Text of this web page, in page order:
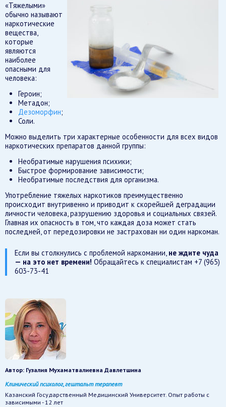
«Тяжелыми»
обычно называют
наркотические
вещества,
которые
являются
наиболее
опасными для
человека:
Героин;
Метадон;
Дезоморфин;
Соли.
Можно выделить три характерные особенности для всех видов
наркотических препаратов данной группы:
Необратимые нарушения психики;
Быстрое формирование зависимости;
Необратимые последствия для организма.
Употребление тяжелых наркотиков преимущественно
происходит внутривенно и приводит к скорейшей деградации
личности человека, разрушению здоровья и социальных связей.
Главная их опасность в том, что каждая доза может стать
последней, от передозировки не застрахован ни один наркоман.
Если вы столкнулись с проблемой наркомании, не ждите чуда
— на это нет времени! Обращайтесь к специалистам +7 (965)
603-73-41
Автор: Гузалия Мухаматвалиевна Давлетшина
Клинический психолог, гештальт терапевт
Казанский Государственный Медицинский Университет. Опыт работы с
зависимыми - 12 лет